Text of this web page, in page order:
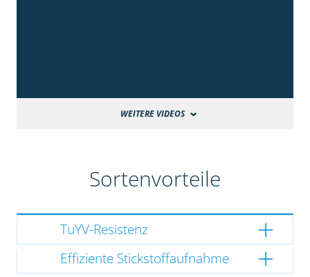
WEITERE VIDEOS
Sortenvorteile
TuYV-Resistenz
Effiziente Stickstoffaufnahme